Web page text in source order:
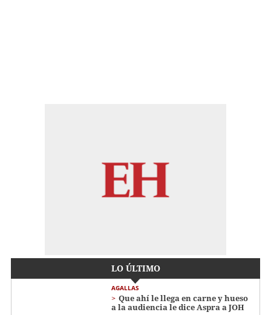
LO ÚLTIMO
AGALLAS
Que ahí le llega en carne y hueso
a la audiencia le dice Aspra a JOH